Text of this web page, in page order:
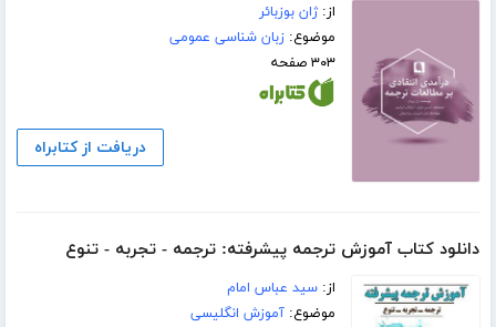
از:ژان بوزبائر
موضوع:زبان شناسی عمومی
۳۰۳ صفحه
دریافت از کتابراه
دانلود کتاب آموزش ترجمه پیشرفته: ترجمه - تجربه - تنوع
از:سید عباس امام
موضوع:آموزش انگلیسی